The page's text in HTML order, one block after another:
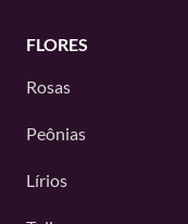
FLORES
Rosas
Peônias
Lírios